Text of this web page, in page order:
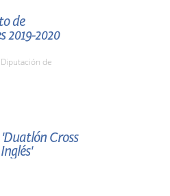
de
2019-2020
de
Cross